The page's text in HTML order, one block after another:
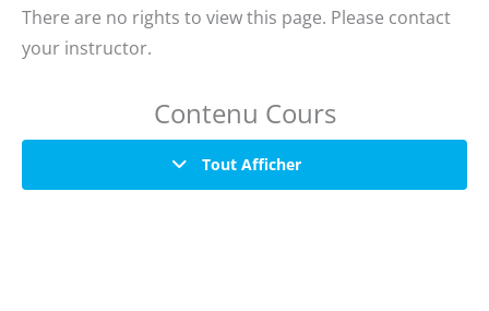
There are no rights to view this page. Please contact
your instructor.
Contenu Cours
Tout Afficher